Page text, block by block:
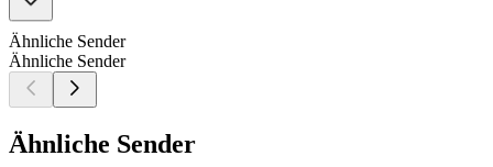
Ähnliche Sender
Ähnliche Sender
Ähnliche Sender